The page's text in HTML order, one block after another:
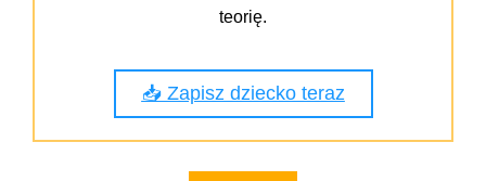
teorię.
📥 Zapisz dziecko teraz